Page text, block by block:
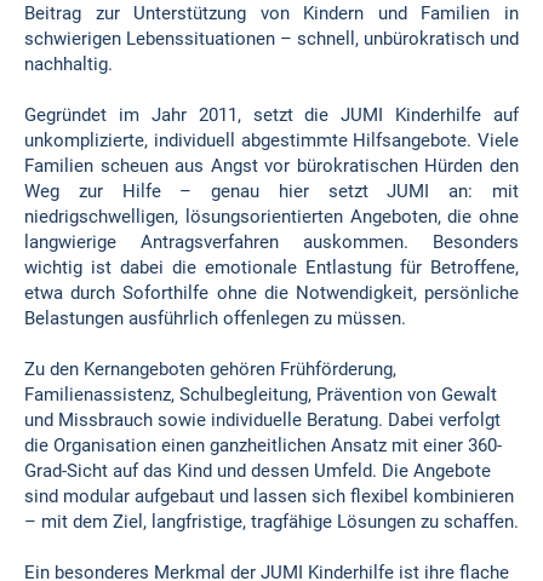
Beitrag zur Unterstützung von Kindern und Familien in
schwierigen Lebenssituationen – schnell, unbürokratisch und
nachhaltig.
Gegründet im Jahr 2011, setzt die JUMI Kinderhilfe auf
unkomplizierte, individuell abgestimmte Hilfsangebote. Viele
Familien scheuen aus Angst vor bürokratischen Hürden den
Weg zur Hilfe – genau hier setzt JUMI an: mit
niedrigschwelligen, lösungsorientierten Angeboten, die ohne
langwierige Antragsverfahren auskommen. Besonders
wichtig ist dabei die emotionale Entlastung für Betroffene,
etwa durch Soforthilfe ohne die Notwendigkeit, persönliche
Belastungen ausführlich offenlegen zu müssen.
Zu den Kernangeboten gehören Frühförderung,
Familienassistenz, Schulbegleitung, Prävention von Gewalt
und Missbrauch sowie individuelle Beratung. Dabei verfolgt
die Organisation einen ganzheitlichen Ansatz mit einer 360-
Grad-Sicht auf das Kind und dessen Umfeld. Die Angebote
sind modular aufgebaut und lassen sich flexibel kombinieren
– mit dem Ziel, langfristige, tragfähige Lösungen zu schaffen.
Ein besonderes Merkmal der JUMI Kinderhilfe ist ihre flache